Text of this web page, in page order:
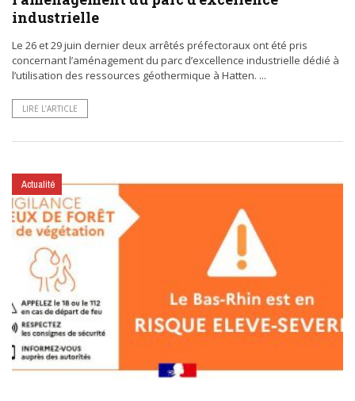
industrielle
Le 26 et 29 juin dernier deux arrêtés préfectoraux ont été pris
concernant l’aménagement du parc d’excellence industrielle dédié à
l’utilisation des ressources géothermique à Hatten. ...
LIRE L’ARTICLE
Actualité